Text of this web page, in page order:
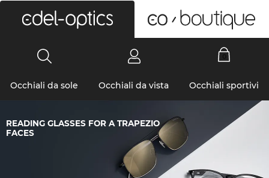
Occhiali da sole Occhiali da vista Occhiali sportivi
READING GLASSES FOR A TRAPEZIO
FACES